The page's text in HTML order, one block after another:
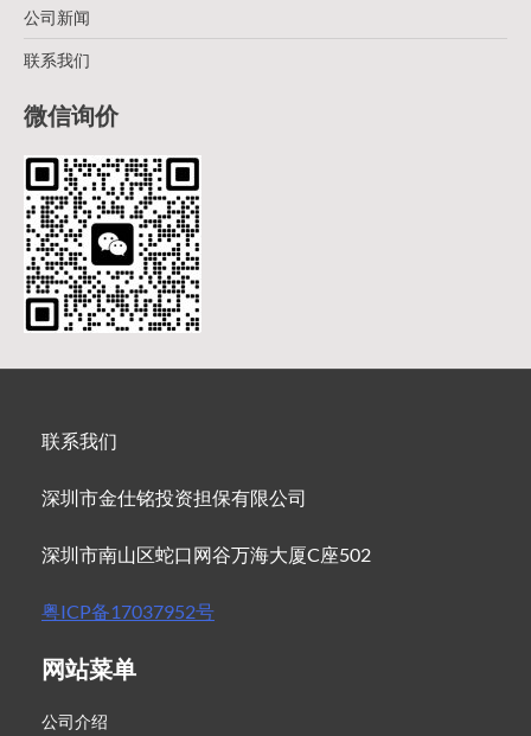
公司新闻
联系我们
微信询价
联系我们
深圳市金仕铭投资担保有限公司
深圳市南山区蛇口网谷万海大厦C座502
粤ICP备17037952号
网站菜单
公司介绍